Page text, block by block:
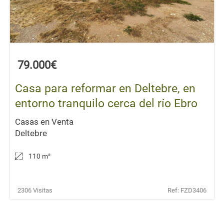
79.000€
Casa para reformar en Deltebre, en
entorno tranquilo cerca del río Ebro
Casas en Venta
Deltebre
110 m²
2306 Visitas Ref: FZD3406